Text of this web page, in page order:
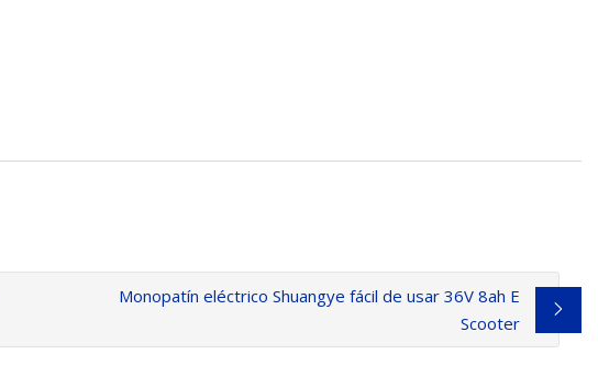
Monopatín eléctrico Shuangye fácil de usar 36V 8ah E
Scooter